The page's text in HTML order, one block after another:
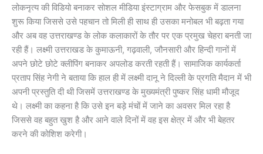
लोकनृत्य की विडियो बनाकर सोशल मीडिया इंस्टाग्राम और फेसबुक में डालना
शुरू किया जिससे उसे पहचान तो मिली ही साथ ही उसका मनोबल भी बढ़ता गया
और अब वह उत्तराखण्ड के लोक कलाकारों के तौर पर एक प्रमुख चेहरा बनती जा
रही हैं। लक्ष्मी उत्तराखड के कुमाऊनी, गढ़वाली, जौनसारी और हिन्दी गानों में
अपने छोटे छोटे क्लीपिंग बनाकर अपलोड करती रहती हैं। सामाजिक कार्यकर्ता
प्रताप सिंह नेगी ने बताया कि हाल ही में लक्ष्मी दानू ने दिल्ली के प्रगति मैदान में भी
अपनी प्रस्तुति दी थी जिसमें उत्तराखण्ड के मुख्यमंत्री पुष्कर सिंह धामी मौजूद
थे। लक्ष्मी का कहना है कि उसे इन बड़े मंचों में जाने का अवसर मिल रहा है
जिससे वह बहुत खुश है और आने वाले दिनों में वह इस क्षेत्र में और भी बेहतर
करने की कोशिश करेगी।